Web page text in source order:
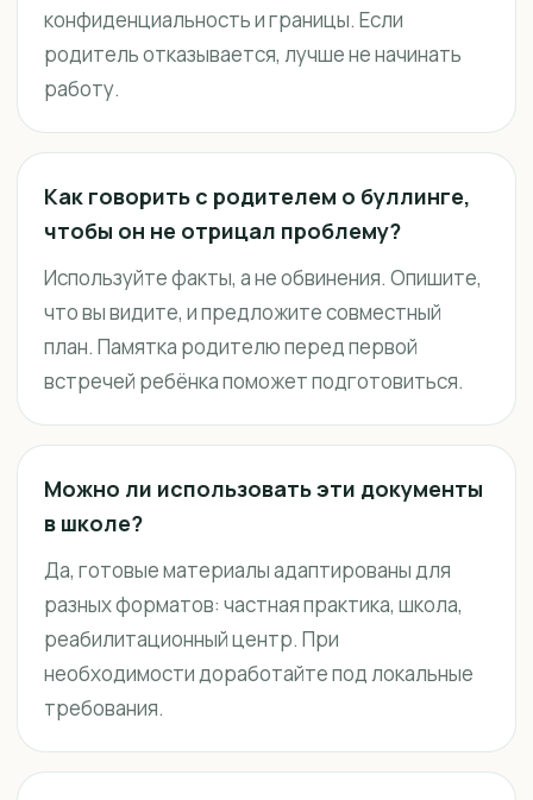
конфиденциальность и границы. Если
родитель отказывается, лучше не начинать
работу.
Как говорить с родителем о буллинге,
чтобы он не отрицал проблему?
Используйте факты, а не обвинения. Опишите,
что вы видите, и предложите совместный
план. Памятка родителю перед первой
встречей ребёнка поможет подготовиться.
Можно ли использовать эти документы
в школе?
Да, готовые материалы адаптированы для
разных форматов: частная практика, школа,
реабилитационный центр. При
необходимости доработайте под локальные
требования.